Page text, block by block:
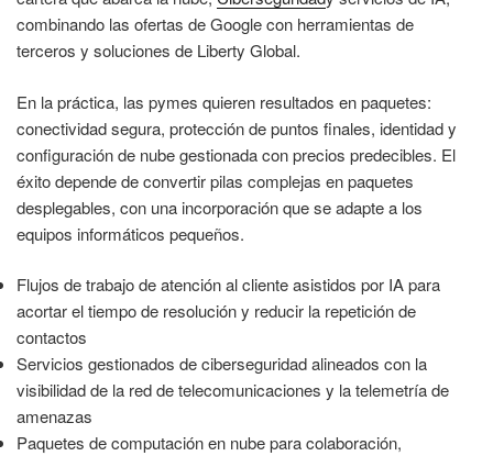
combinando las ofertas de Google con herramientas de
terceros y soluciones de Liberty Global.
En la práctica, las pymes quieren resultados en paquetes:
conectividad segura, protección de puntos finales, identidad y
configuración de nube gestionada con precios predecibles. El
éxito depende de convertir pilas complejas en paquetes
desplegables, con una incorporación que se adapte a los
equipos informáticos pequeños.
Flujos de trabajo de atención al cliente asistidos por IA para
acortar el tiempo de resolución y reducir la repetición de
contactos
Servicios gestionados de ciberseguridad alineados con la
visibilidad de la red de telecomunicaciones y la telemetría de
amenazas
Paquetes de computación en nube para colaboración,